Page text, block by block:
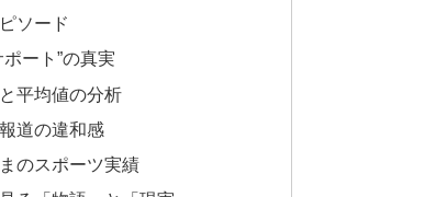
ソード
ート”の真実
平均値の分析
道の違和感
のスポーツ実績